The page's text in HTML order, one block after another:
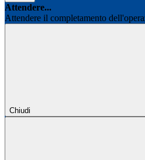
Attendere...
Attendere il completamento
Chiudi